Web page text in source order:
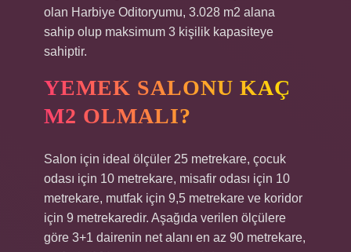
olan Harbiye Oditoryumu, 3.028 m2 alana
sahip olup maksimum 3 kişilik kapasiteye
sahiptir.
YEMEK SALONU KAÇ
M2 OLMALI?
Salon için ideal ölçüler 25 metrekare, çocuk
odası için 10 metrekare, misafir odası için 10
metrekare, mutfak için 9,5 metrekare ve koridor
için 9 metrekaredir. Aşağıda verilen ölçülere
göre 3+1 dairenin net alanı en az 90 metrekare,